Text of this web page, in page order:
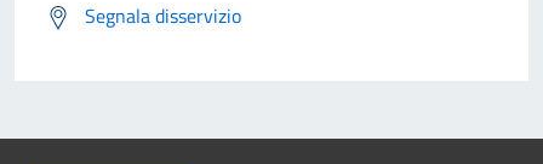
Segnala disservizio